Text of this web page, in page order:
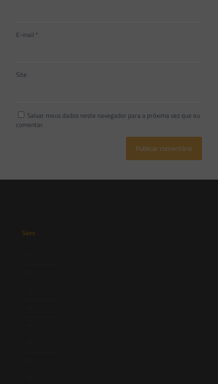
E-mail *
Site
Salvar meus dados neste navegador para a próxima vez que eu
comentar.
Saes